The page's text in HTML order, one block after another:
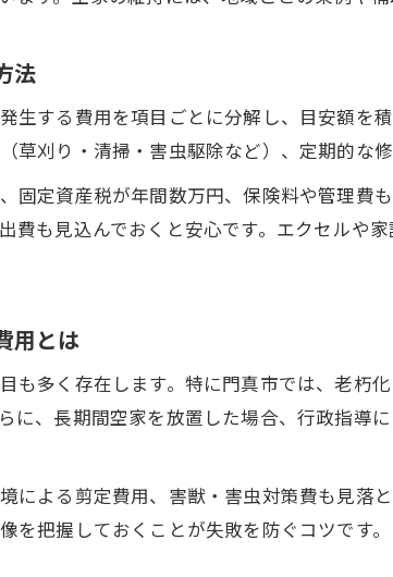
空家維持費の見直しで管理効率
負担を抑えたいなら空家維持費の内
空家維持費の主要項目を把握し
空家の固定資産税や管理費の確
放置が招く空家リスクと費用負担の
空家を放置した場合の維持費急
空家維持費とリスク回避の重要
法
生する費用を項目ごとに分解し、目安額を
刈り・清掃・害虫駆除など）、定期的な修
固定資産税が年間数万円、保険料や管理費
費も見込んでおくと安心です。エクセルや
用とは
も多く存在します。特に門真市では、老朽
に、長期間空家を放置した場合、行政指導
による剪定費用、害獣・害虫対策費も見落
把握しておくことが失敗を防ぐコツです。